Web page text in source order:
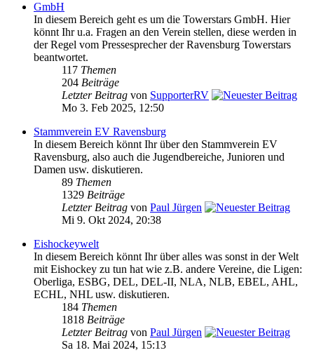
GmbH
In diesem Bereich geht es um die Towerstars GmbH. Hier
könnt Ihr u.a. Fragen an den Verein stellen, diese werden in
der Regel vom Pressesprecher der Ravensburg Towerstars
beantwortet.
117 Themen
204 Beiträge
Letzter Beitrag von SupporterRV
Mo 3. Feb 2025, 12:50
Stammverein EV Ravensburg
In diesem Bereich könnt Ihr über den Stammverein EV
Ravensburg, also auch die Jugendbereiche, Junioren und
Damen usw. diskutieren.
89 Themen
1329 Beiträge
Letzter Beitrag von Paul Jürgen
Mi 9. Okt 2024, 20:38
Eishockeywelt
In diesem Bereich könnt Ihr über alles was sonst in der Welt
mit Eishockey zu tun hat wie z.B. andere Vereine, die Ligen:
Oberliga, ESBG, DEL, DEL-II, NLA, NLB, EBEL, AHL,
ECHL, NHL usw. diskutieren.
184 Themen
1818 Beiträge
Letzter Beitrag von Paul Jürgen
Sa 18. Mai 2024, 15:13